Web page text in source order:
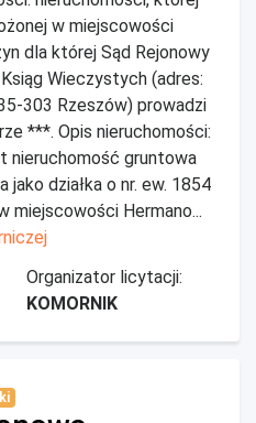
w miejscowości
dla której Sąd Rejonowy
Wieczystych (adres:
303 Rzeszów) prowadzi
***. Opis nieruchomości:
nieruchomość gruntowa
jako działka o nr. ew. 1854
miejscowości Hermano...
Organizator licytacji:
KOMORNIK